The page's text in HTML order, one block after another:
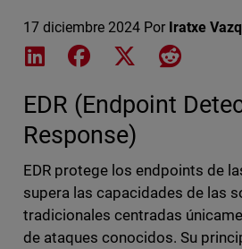
17 diciembre 2024 Por Iratxe
Share on LinkedIn
Share on Facebook
Share on XShare on
EDR (Endpoint
Response)
EDR protege los endpoints de
supera las capacidades de las
tradicionales centradas
de ataques conocidos. Su